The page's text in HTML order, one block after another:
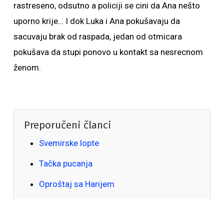
rastreseno, odsutno a policiji se cini da Ana nešto
uporno krije… I dok Luka i Ana pokušavaju da
sacuvaju brak od raspada, jedan od otmicara
pokušava da stupi ponovo u kontakt sa nesrecnom
ženom.
Preporučeni članci
Svemirske lopte
Tačka pucanja
Oproštaj sa Harijem